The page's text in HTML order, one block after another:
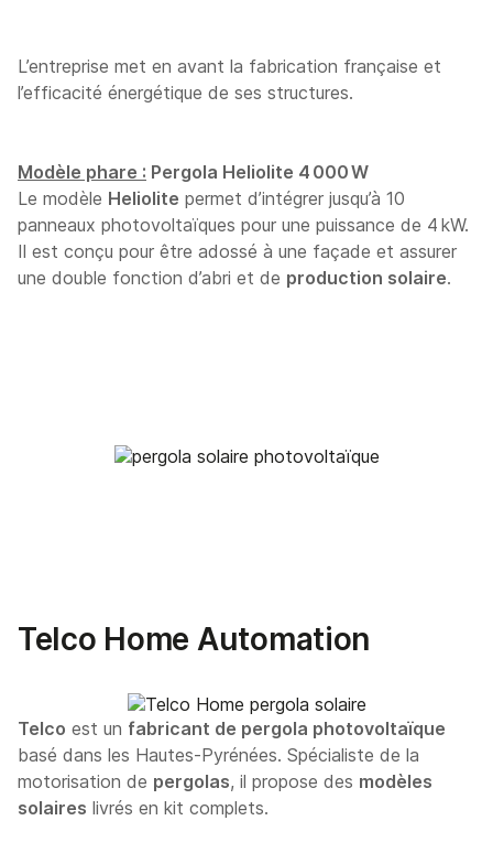
L’entreprise met en avant la fabrication française et
l’efficacité énergétique de ses structures.
Modèle phare : Pergola Heliolite 4 000 W
Le modèle Heliolite permet d’intégrer jusqu’à 10
panneaux photovoltaïques pour une puissance de 4 kW.
Il est conçu pour être adossé à une façade et assurer
une double fonction d’abri et de production solaire.
Telco Home Automation
Telco est un fabricant de pergola photovoltaïque
basé dans les Hautes-Pyrénées. Spécialiste de la
motorisation de pergolas, il propose des modèles
solaires livrés en kit complets.